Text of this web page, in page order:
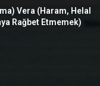
Vera (Haram, Helal
Rağbet Etmemek)